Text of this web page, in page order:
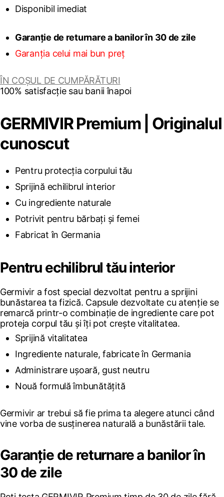
Disponibil imediat
Garanție de returnare a banilor în 30 de zile
Garanția celui mai bun preț
ÎN COȘUL DE CUMPĂRĂTURI
100% satisfacție sau banii înapoi
GERMIVIR Premium | Originalul
cunoscut
Pentru protecția corpului tău
Sprijină echilibrul interior
Cu ingrediente naturale
Potrivit pentru bărbați și femei
Fabricat în Germania
Pentru echilibrul tău interior
Germivir a fost special dezvoltat pentru a sprijini
bunăstarea ta fizică. Capsule dezvoltate cu atenție se
remarcă printr-o combinație de ingrediente care pot
proteja corpul tău și îți pot crește vitalitatea.
Sprijină vitalitatea
Ingrediente naturale, fabricate în Germania
Administrare ușoară, gust neutru
Nouă formulă îmbunătățită
Germivir ar trebui să fie prima ta alegere atunci când
vine vorba de susținerea naturală a bunăstării tale.
Garanție de returnare a banilor în
30 de zile